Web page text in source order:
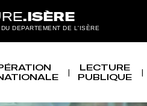
DEPARTEMENT DE L'ISÈRE
LECTURE
PUBLIQUE